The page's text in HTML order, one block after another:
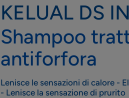
KELUAL DS
Shampoo
antiforfora
Lenisce le sensazioni di calore -
- Lenisce la sensazione di prurito